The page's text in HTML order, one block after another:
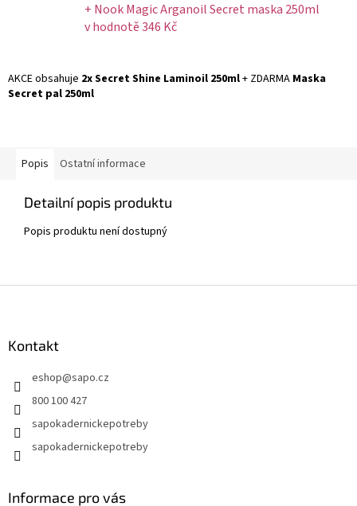
+ Nook Magic Arganoil Secret maska 250ml
v hodnotě 346 Kč
AKCE obsahuje 2x Secret Shine Laminoil 250ml+ ZDARMA Maska
Secret pal 250ml
Popis Ostatní informace
Detailní popis produktu
Popis produktu není dostupný
Kontakt
eshop@sapo.cz
800 100 427
sapokadernickepotreby
sapokadernickepotreby
Informace pro vás